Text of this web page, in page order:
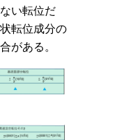
い転位だ
転位成分の
がある。